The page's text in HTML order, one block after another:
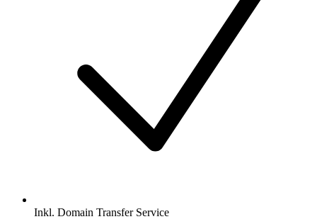
Inkl. Domain Transfer Service